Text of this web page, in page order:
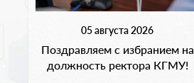
05 августа 2026
Поздравляем с избранием на
должность ректора КГМУ!